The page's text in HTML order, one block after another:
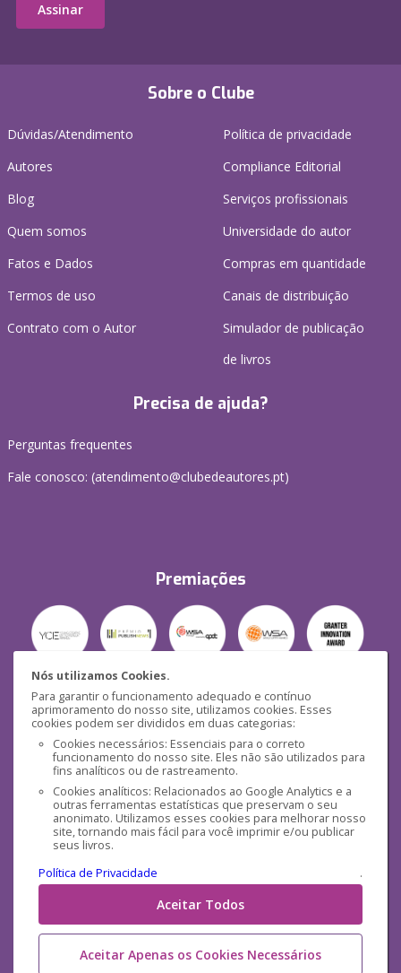
Nós utilizamos Cookies.
Para garantir o funcionamento adequado e contínuo
aprimoramento do nosso site, utilizamos cookies. Esses
cookies podem ser divididos em duas categorias:
Cookies necessários: Essenciais para o correto
funcionamento do nosso site. Eles não são utilizados para
fins analíticos ou de rastreamento.
Cookies analíticos: Relacionados ao Google Analytics e a
outras ferramentas estatísticas que preservam o seu
anonimato. Utilizamos esses cookies para melhorar nosso
site, tornando mais fácil para você imprimir e/ou publicar
seus livros.
Política de Privacidade
.
Aceitar Todos
Aceitar Apenas os Cookies Necessários
Sobre o Clube
Dúvidas/Atendimento
Autores
Blog
Quem somos
Fatos e Dados
Termos de uso
Contrato com o Autor
Política de privacidade
Compliance Editorial
Serviços profissionais
Universidade do autor
Compras em quantidade
Canais de distribuição
Simulador de publicação
de livros
Precisa de ajuda?
Perguntas frequentes
Fale conosco: (atendimento@clubedeautores.pt)
Premiações
Segurança
Mídias Sociais
Assinar